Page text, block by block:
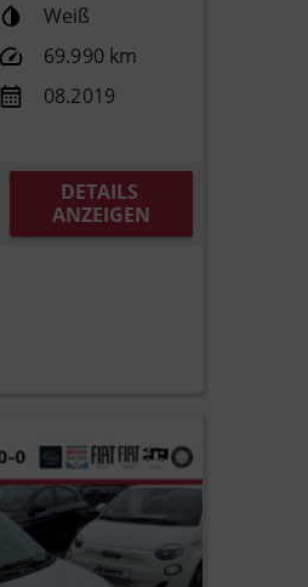
Weiß
69.990 km
08.2019
DETAILS
ANZEIGEN